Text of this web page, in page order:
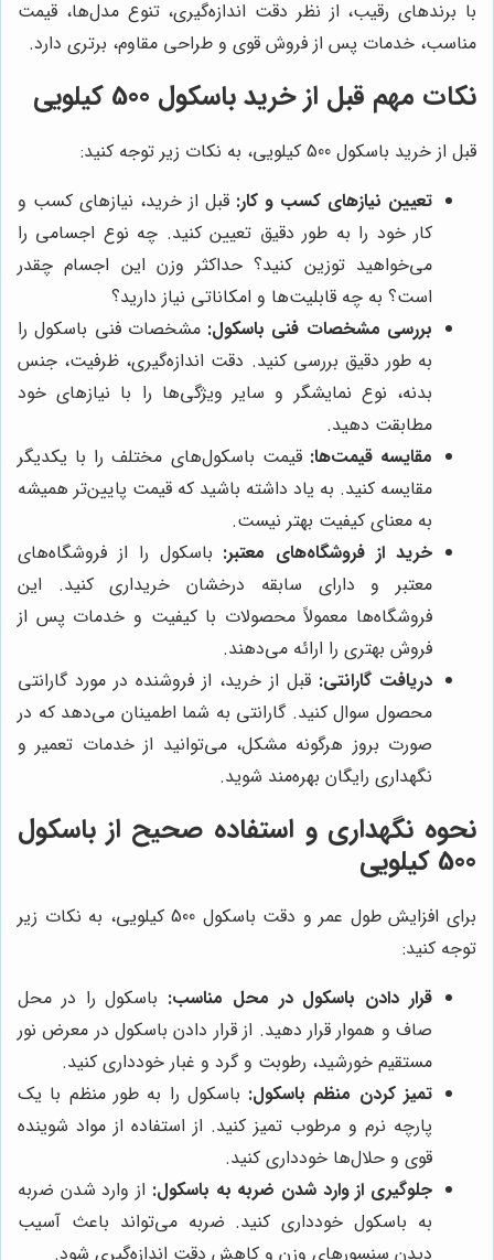
با برندهای رقیب، از نظر دقت اندازه‌گیری، تنوع مدل‌ها، قیمت
مناسب، خدمات پس از فروش قوی و طراحی مقاوم، برتری دارد.
نکات مهم قبل از خرید باسکول 500 کیلویی
قبل از خرید باسکول 500 کیلویی، به نکات زیر توجه کنید:
تعیین نیازهای کسب و کار: قبل از خرید، نیازهای کسب و
کار خود را به طور دقیق تعیین کنید. چه نوع اجسامی را
می‌خواهید توزین کنید؟ حداکثر وزن این اجسام چقدر
است؟ به چه قابلیت‌ها و امکاناتی نیاز دارید؟
بررسی مشخصات فنی باسکول: مشخصات فنی باسکول را
به طور دقیق بررسی کنید. دقت اندازه‌گیری، ظرفیت، جنس
بدنه، نوع نمایشگر و سایر ویژگی‌ها را با نیازهای خود
مطابقت دهید.
مقایسه قیمت‌ها: قیمت باسکول‌های مختلف را با یکدیگر
مقایسه کنید. به یاد داشته باشید که قیمت پایین‌تر همیشه
به معنای کیفیت بهتر نیست.
خرید از فروشگاه‌های معتبر: باسکول را از فروشگاه‌های
معتبر و دارای سابقه درخشان خریداری کنید. این
فروشگاه‌ها معمولاً محصولات با کیفیت و خدمات پس از
فروش بهتری را ارائه می‌دهند.
دریافت گارانتی: قبل از خرید، از فروشنده در مورد گارانتی
محصول سوال کنید. گارانتی به شما اطمینان می‌دهد که در
صورت بروز هرگونه مشکل، می‌توانید از خدمات تعمیر و
نگهداری رایگان بهره‌مند شوید.
نحوه نگهداری و استفاده صحیح از باسکول
500 کیلویی
برای افزایش طول عمر و دقت باسکول 500 کیلویی، به نکات زیر
توجه کنید:
قرار دادن باسکول در محل مناسب: باسکول را در محل
صاف و هموار قرار دهید. از قرار دادن باسکول در معرض نور
مستقیم خورشید، رطوبت و گرد و غبار خودداری کنید.
تمیز کردن منظم باسکول: باسکول را به طور منظم با یک
پارچه نرم و مرطوب تمیز کنید. از استفاده از مواد شوینده
قوی و حلال‌ها خودداری کنید.
جلوگیری از وارد شدن ضربه به باسکول: از وارد شدن ضربه
به باسکول خودداری کنید. ضربه می‌تواند باعث آسیب
دیدن سنسورهای وزن و کاهش دقت اندازه‌گیری شود.